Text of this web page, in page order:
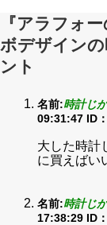
『アラフォ
ボデザイン
ント
名前:時計じ
09:31:47 ID
大した時計
に買えばい
名前:時計じ
17:38:29 ID